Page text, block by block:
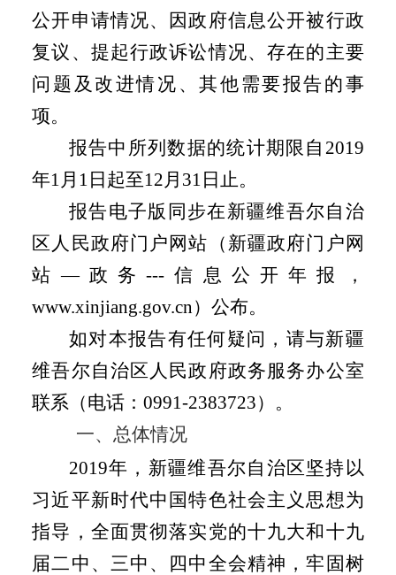
公开申请情况、因政府信息公开被行政
复议、提起行政诉讼情况、存在的主要
问题及改进情况、其他需要报告的事
项。
报告中所列数据的统计期限自 2019
年1 月 1 日起至12 月 31 日止。
报告电子版同步在新疆维吾尔自治
区人民政府门户网站（新疆政府门户网
站—政务--- 信息公开年报，
www.xinjiang.gov.cn ）公布。
如对本报告有任何疑问，请与新疆
维吾尔自治区人民政府政务服务办公室
联系（电话：0991-2383723）。
一、总体情况
2019年，新疆维吾尔自治区坚持以
习近平新时代中国特色社会主义思想为
指导，全面贯彻落实党的十九大和十九
届二中、三中、四中全会精神，牢固树